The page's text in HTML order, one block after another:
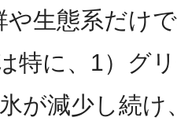
生態系だけ
特に、1）グ
が減少し続